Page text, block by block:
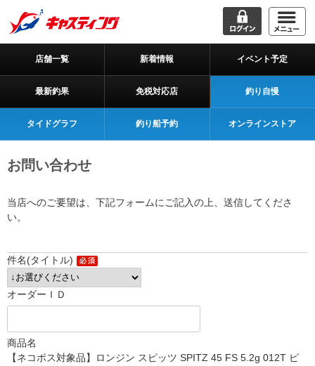
店舗一覧 新着情報 イベント予定
最新釣果 免税対応店 釣り自慢
タイドグラフ 釣り船予約 オンラインストア
お問い合わせ
当店へのご要望は、下記フォームにご記入の上、送信してくださ
い。
件名(タイトル)
オーダーＩＤ
商品名
【ネコポス対象品】ロンジン スピッツ SPITZ 45 FS 5.2g 012T ピ